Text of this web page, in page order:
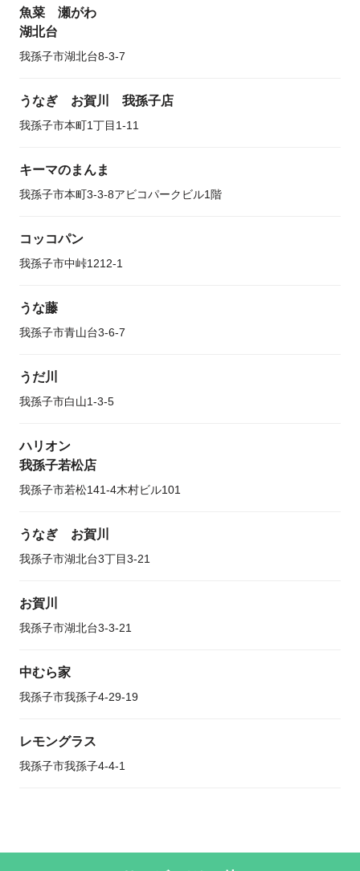
魚菜 瀬がわ
湖北台
我孫子市湖北台8-3-7
うなぎ お賀川 我孫子店
我孫子市本町1丁目1-11
キーマのまんま
我孫子市本町3-3-8アビコパークビル1階
コッコパン
我孫子市中峠1212-1
うな藤
我孫子市青山台3-6-7
うだ川
我孫子市白山1-3-5
ハリオン
我孫子若松店
我孫子市若松141-4木村ビル101
うなぎ お賀川
我孫子市湖北台3丁目3-21
お賀川
我孫子市湖北台3-3-21
中むら家
我孫子市我孫子4-29-19
レモングラス
我孫子市我孫子4-4-1